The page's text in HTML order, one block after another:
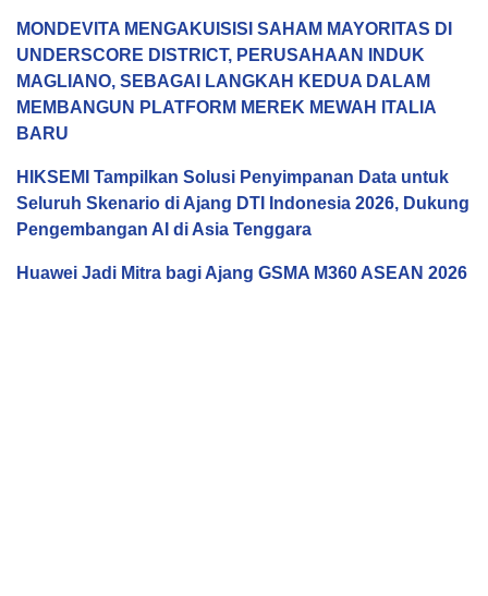
MONDEVITA MENGAKUISISI SAHAM MAYORITAS DI
UNDERSCORE DISTRICT, PERUSAHAAN INDUK
MAGLIANO, SEBAGAI LANGKAH KEDUA DALAM
MEMBANGUN PLATFORM MEREK MEWAH ITALIA
BARU
HIKSEMI Tampilkan Solusi Penyimpanan Data untuk
Seluruh Skenario di Ajang DTI Indonesia 2026, Dukung
Pengembangan AI di Asia Tenggara
Huawei Jadi Mitra bagi Ajang GSMA M360 ASEAN 2026